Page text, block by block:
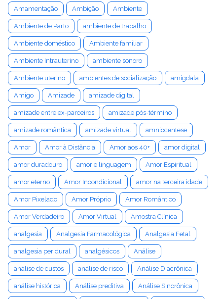
Amamentação Ambição Ambiente
Ambiente de Parto ambiente de trabalho
Ambiente doméstico Ambiente familiar
Ambiente Intrauterino ambiente sonoro
Ambiente uterino ambientes de socialização amígdala
Amigo Amizade amizade digital
amizade entre ex-parceiros amizade pós-término
amizade romântica amizade virtual amniocentese
Amor Amor à Distância Amor aos 40+ amor digital
amor duradouro amor e linguagem Amor Espiritual
amor eterno Amor Incondicional amor na terceira idade
Amor Pixelado Amor Próprio Amor Romântico
Amor Verdadeiro Amor Virtual Amostra Clínica
analgesia Analgesia Farmacológica Analgesia Fetal
analgesia peridural analgésicos Análise
análise de custos análise de risco Análise Diacrônica
análise histórica Análise preditiva Análise Sincrônica